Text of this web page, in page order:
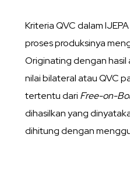
Kriteria QVC dalam
proses produksinya
Originating dengan hasil
nilai bilateral atau QVC
tertentu dari Free-on-
dihasilkan yang
dihitung dengan